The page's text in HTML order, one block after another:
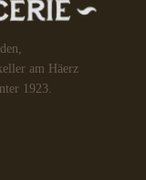
am Häerz
1923.